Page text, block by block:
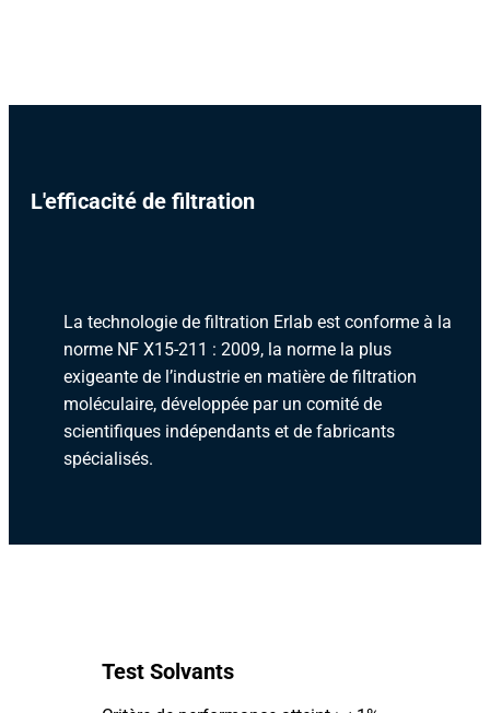
L'efficacité de filtration
La technologie de filtration Erlab est conforme à la
norme NF X15-211 : 2009, la norme la plus
exigeante de l’industrie en matière de filtration
moléculaire, développée par un comité de
scientifiques indépendants et de fabricants
spécialisés.
Test Solvants